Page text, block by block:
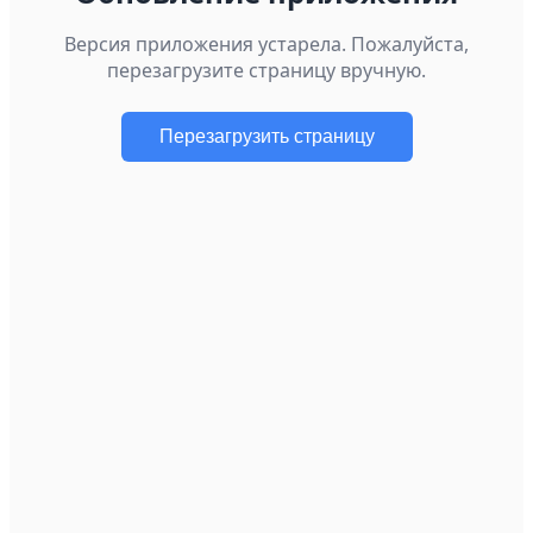
Версия приложения устарела. Пожалуйста,
перезагрузите страницу вручную.
Перезагрузить страницу